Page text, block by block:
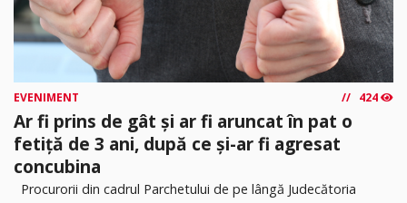
EVENIMENT 424
Ar fi prins de gât și ar fi aruncat în pat o
fetiță de 3 ani, după ce și-ar fi agresat
concubina
Procurorii din cadrul Parchetului de pe lângă Judecătoria